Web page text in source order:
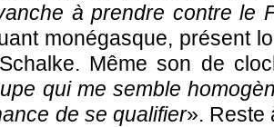
à prendre contre le
monégasque, présent
Même son de
qui me semble
de se qualifier». Reste